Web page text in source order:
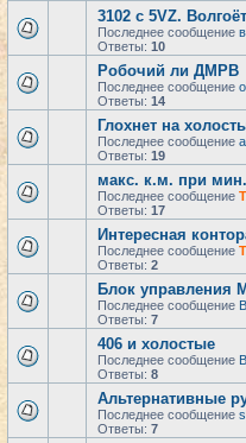
3102 с 5VZ.
Последнее сообщение
Ответы: 10
Робочий ли ДМРВ
Последнее сообщение
Ответы: 14
Глохнет на
Последнее сообщение
Ответы: 19
макс. к.м. при
Последнее сообщение
Ответы: 17
Интересная
Последнее сообщение
Ответы: 2
Блок управления
Последнее сообщение
Ответы: 7
406 и холостые
Последнее сообщение
Ответы: 8
Альтернативные
Последнее сообщение
Ответы: 7